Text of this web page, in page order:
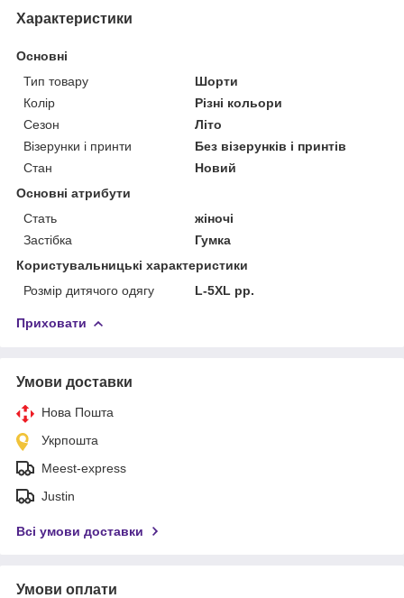
Характеристики
Основні
Тип товару
Шорти
Колір
Різні кольори
Сезон
Літо
Візерунки і принти
Без візерунків і принтів
Стан
Новий
Основні атрибути
Стать
жіночі
Застібка
Гумка
Користувальницькі характеристики
Розмір дитячого одягу
L-5XL рр.
Приховати
Умови доставки
Нова Пошта
Укрпошта
Meest-express
Justin
Всі умови доставки
Умови оплати